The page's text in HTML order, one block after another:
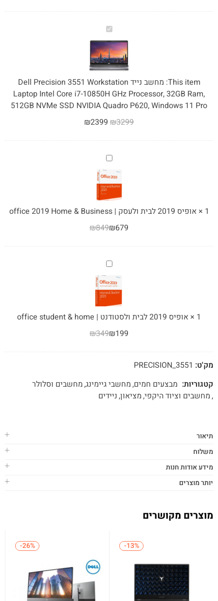
מחשב
נייד
Dell
Precision
3551
Workstation
Laptop
Intel
Core
GHz
Processor,
32GB
Ram,
512GB
NVMe
SSD
P620,
Windows
11
Pro
This item:
מחשב נייד Dell Precision 3551 Workstation
Laptop Intel Core i7-10850H GHz Processor, 32GB Ram,
512GB NVMe SSD NVIDIA Quadro P620, Windows 11 Pro
₪3299
₪2399
אופיס
2019
לבית
ולעסק
office
2019
Business
1
×אופיס 2019 לבית ולעסק | office 2019 Home & Business
₪679
₪849
אופיס
2019
לבית
ולסטודנט
office
student
1
× אופיס 2019 לבית ולסטודנט | office student & home
₪199
₪349
מק'ט: 3551_PRECISION
קטגוריות: מבצעים חמים מחשבי גיימינג מחשבים וסלולר
מחשבים וציוד היקפי מציאון ניידים
תיאור
משלוח
מידע אודות חנות
יותר מוצרים
מוצרים מקושרים
-13%
-26%